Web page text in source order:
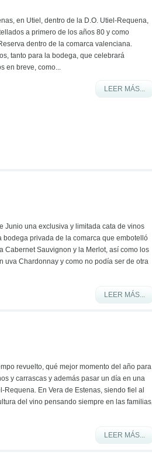
en Utiel, dentro de la D.O. Utiel-Requena,
a primero de los años 80 y como
dentro de la comarca valenciana.
tanto para la bodega, que celebrará
en breve, como...
LEER MÁS...
Junio una exclusiva y limitada cata de vinos
privada de la comarca que embotelló
Cabernet Sauvignon y la Merlot, así como los
Chardonnay y como no podía ser de otra
LEER MÁS...
revuelto, qué mejor momento del año para
y carrascas y además pasar un día en una
En Vera de Estenas, siendo fiel al
del vino pensando siempre en las familias,
LEER MÁS...